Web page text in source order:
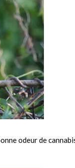
odeur de